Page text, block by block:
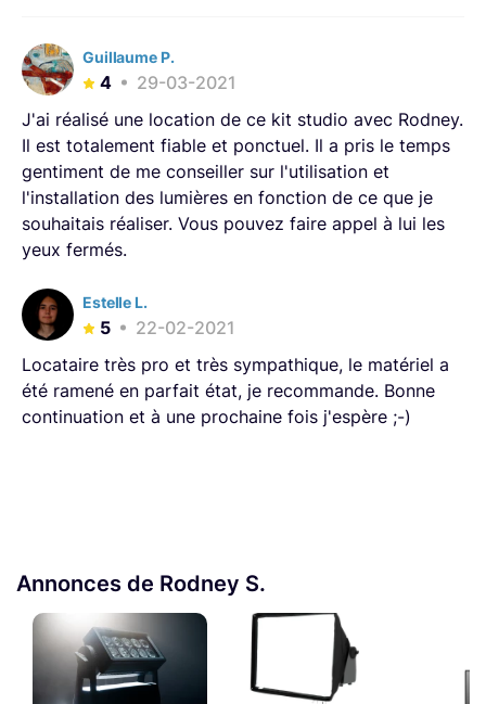
Guillaume P.
4
29-03-2021
J'ai réalisé une location de ce kit studio avec Rodney.
Il est totalement fiable et ponctuel. Il a pris le temps
gentiment de me conseiller sur l'utilisation et
l'installation des lumières en fonction de ce que je
souhaitais réaliser. Vous pouvez faire appel à lui les
yeux fermés.
Estelle L.
5
22-02-2021
Locataire très pro et très sympathique, le matériel a
été ramené en parfait état, je recommande. Bonne
continuation et à une prochaine fois j'espère ;-)
Annonces de Rodney S.